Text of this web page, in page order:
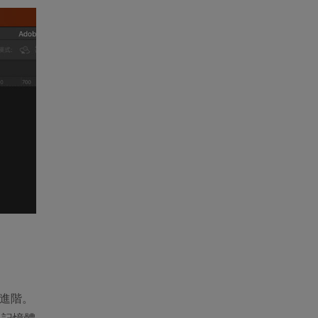
階。